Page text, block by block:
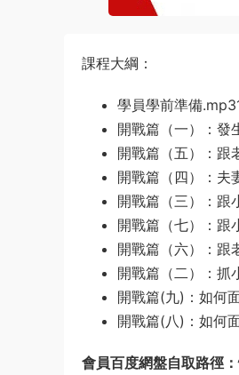
課程大綱：
學員學前準備
開戰篇（一）：發
開戰篇（五）：跟
開戰篇（四）：夫
開戰篇（三）：跟
開戰篇（七）：跟
開戰篇（六）：跟
開戰篇（二）：抓
開戰篇(九)：如何
開戰篇(八)：如何
會員百度網盤自取路徑：